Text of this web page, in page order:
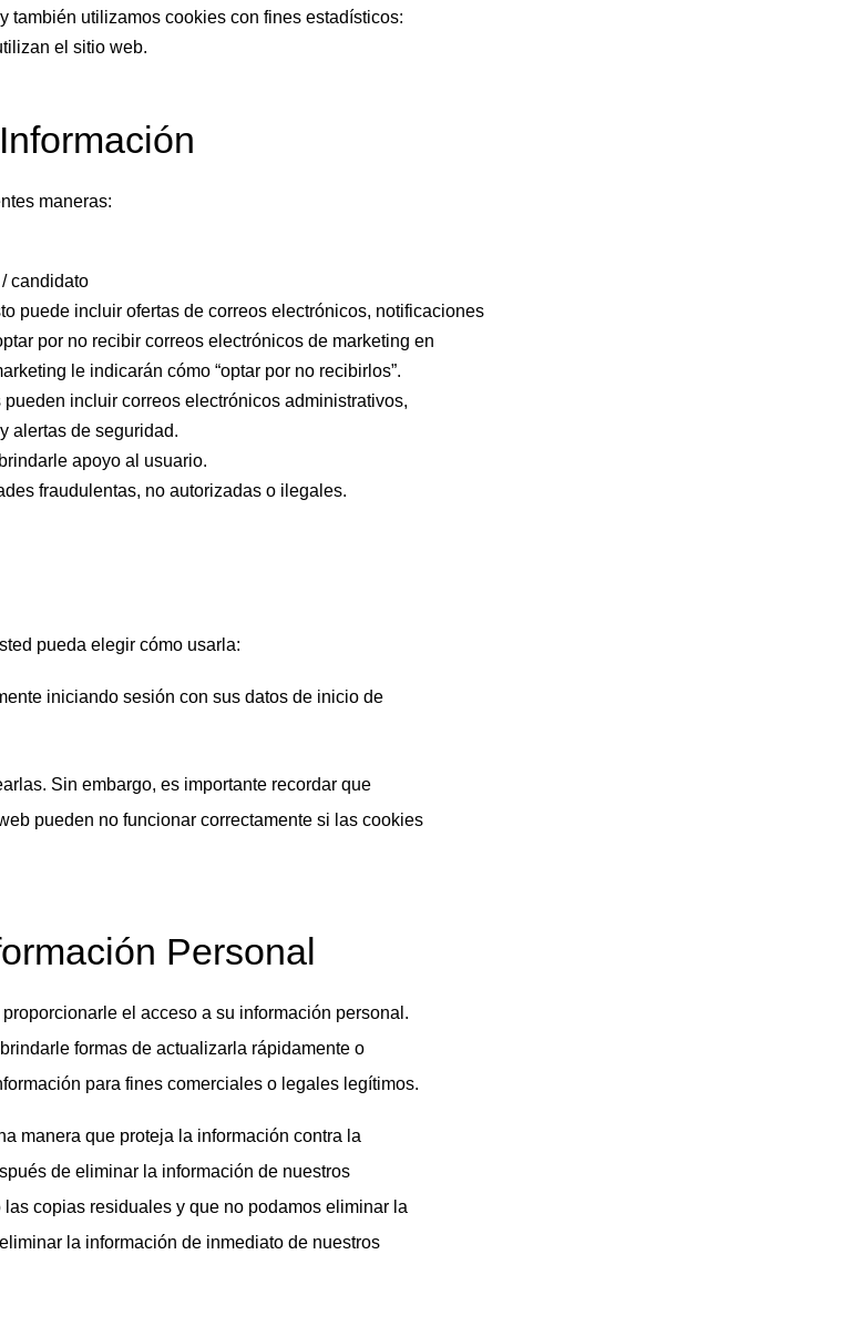
también utilizamos cookies con fines estadísticos:
el sitio web.
maneras:
candidato
puede incluir ofertas de correos electrónicos, notificaciones
por no recibir correos electrónicos de marketing en
le indicarán cómo “optar por no recibirlos”.
incluir correos electrónicos administrativos,
alertas de seguridad.
apoyo al usuario.
fraudulentas, no autorizadas o ilegales.
pueda elegir cómo usarla:
iniciando sesión con sus datos de inicio de
Sin embargo, es importante recordar que
pueden no funcionar correctamente si las cookies
Personal
el acceso a su información personal.
formas de actualizarla rápidamente o
para fines comerciales o legales legítimos.
manera que proteja la información contra la
de eliminar la información de nuestros
copias residuales y que no podamos eliminar la
la información de inmediato de nuestros